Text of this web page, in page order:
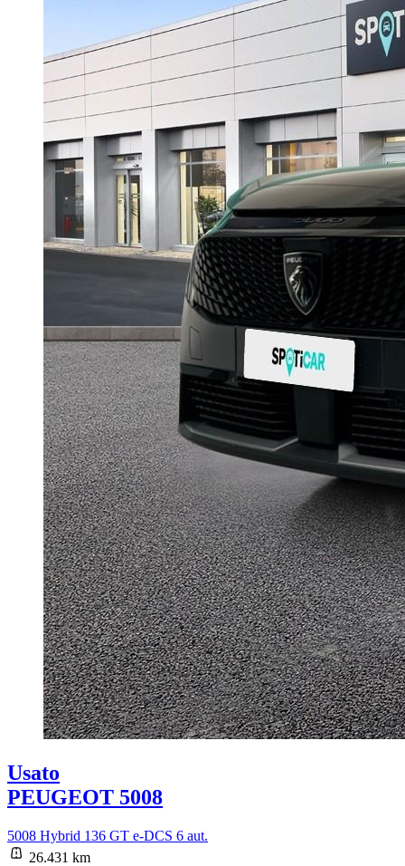
Usato
PEUGEOT 5008
5008 Hybrid 136 GT e-DCS 6 aut.
26.431 km